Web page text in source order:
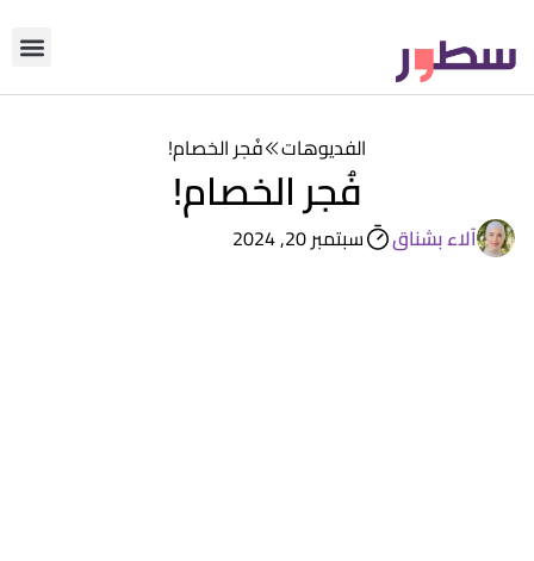
الفديوهات فُجر الخصام!
فُجر الخصام!
آلاء بشناق سبتمبر 20, 2024